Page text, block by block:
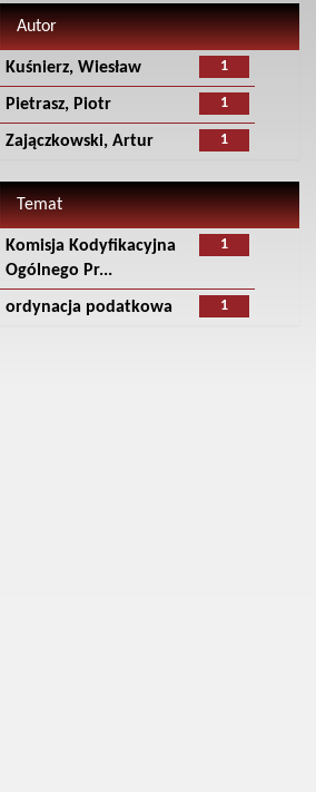
Autor
1
Kuśnierz, Wiesław
1
Pietrasz, Piotr
1
Zajączkowski, Artur
Temat
1
Komisja Kodyfikacyjna
Ogólnego Pr...
1
ordynacja podatkowa